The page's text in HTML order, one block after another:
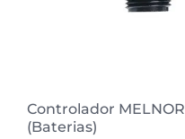
Controlador
(Baterias)